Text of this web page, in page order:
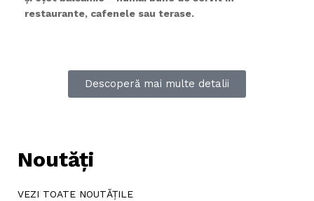
restaurante, cafenele sau terase.
Descoperă mai multe detalii
Noutăți
VEZI TOATE NOUTĂȚILE